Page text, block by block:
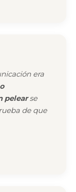
era
pelearse
de que